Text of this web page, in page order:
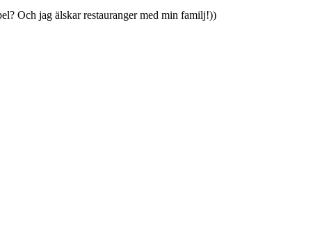
Och jag älskar restauranger med min familj!))